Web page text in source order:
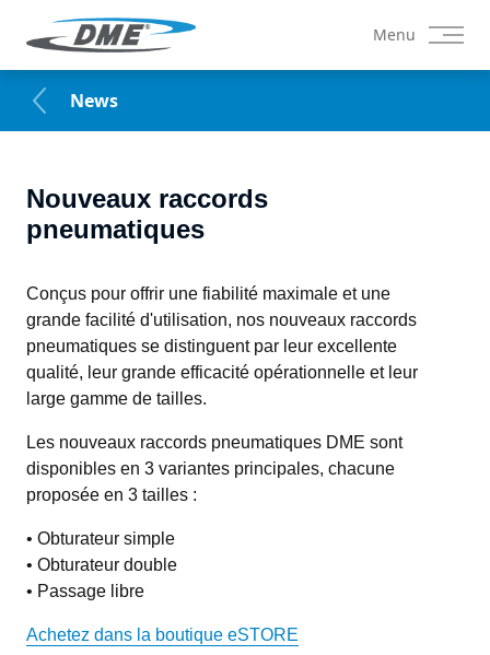
Menu
News
Nouveaux raccords
pneumatiques
Conçus pour offrir une fiabilité maximale et une
grande facilité d'utilisation, nos nouveaux raccords
pneumatiques se distinguent par leur excellente
qualité, leur grande efficacité opérationnelle et leur
large gamme de tailles.
Les nouveaux raccords pneumatiques DME sont
disponibles en 3 variantes principales, chacune
proposée en 3 tailles :
• Obturateur simple
• Obturateur double
• Passage libre
Achetez dans la boutique eSTORE